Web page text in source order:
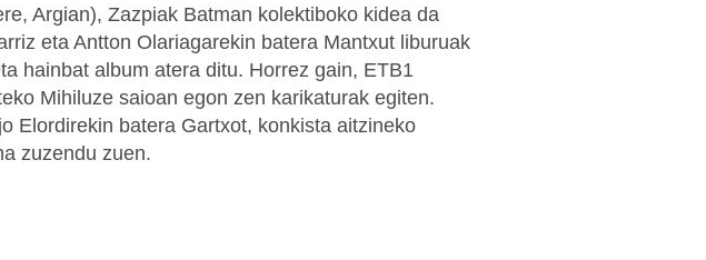
Argian), Zazpiak Batman kolektiboko kidea da
eta Antton Olariagarekin batera Mantxut liburuak
hainbat album atera ditu. Horrez gain, ETB1
Mihiluze saioan egon zen karikaturak egiten.
Elordirekin batera Gartxot, konkista aitzineko
zuzendu zuen.